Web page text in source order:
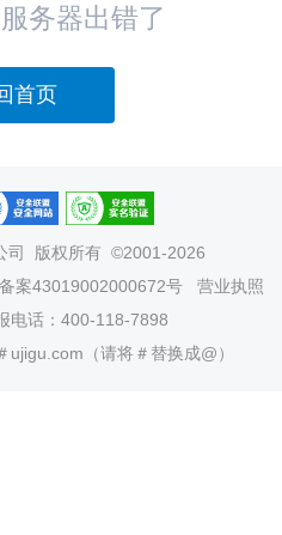
务器出错了
首页
司
版权所有 ©2001-2026
案43019002000672号
营业执照
电话：400-118-7898
（请将＃替换成@）